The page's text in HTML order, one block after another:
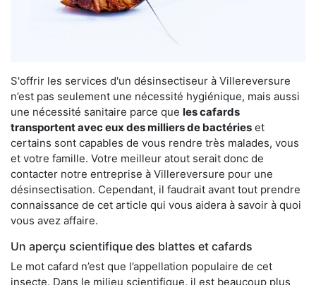
S'offrir les services d'un désinsectiseur à Villereversure
n’est pas seulement une nécessité hygiénique, mais aussi
une nécessité sanitaire parce que les cafards
transportent avec eux des milliers de bactéries et
certains sont capables de vous rendre très malades, vous
et votre famille. Votre meilleur atout serait donc de
contacter notre entreprise à Villereversure pour une
désinsectisation. Cependant, il faudrait avant tout prendre
connaissance de cet article qui vous aidera à savoir à quoi
vous avez affaire.
Un aperçu scientifique des blattes et cafards
Le mot cafard n’est que l’appellation populaire de cet
insecte. Dans le milieu scientifique, il est beaucoup plus